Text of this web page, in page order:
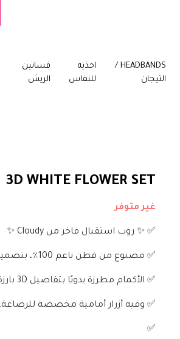
HEADBANDS /
التيجان
احذيه
للنفاس
فساتين
الريش
3D WHITE FLOWER SET
غير متوفر
✅ ✨ روب استقبال فاخر من Cloudy ✨
✅ مصنوع من قطن ناعم 100٪، بتصميم راقٍ يليق بلحظتك الكبيرة 👑
✅ الأكمام مطرزة يدويًا بتفاصيل 3D بارزة من الورود والفصوص اللامعة ✨
✅ وفيه أزرار أمامية مخصصة
✅